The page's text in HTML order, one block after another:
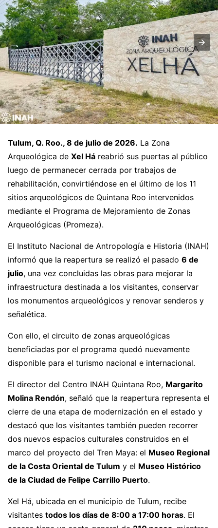
Tulum, Q. Roo., 8 de julio de 2026. La Zona
Arqueológica de Xel Há reabrió sus puertas al público
luego de permanecer cerrada por trabajos de
rehabilitación, convirtiéndose en el último de los 11
sitios arqueológicos de Quintana Roo intervenidos
mediante el Programa de Mejoramiento de Zonas
Arqueológicas (Promeza).
El Instituto Nacional de Antropología e Historia (INAH)
informó que la reapertura se realizó el pasado 6 de
julio, una vez concluidas las obras para mejorar la
infraestructura destinada a los visitantes, conservar
los monumentos arqueológicos y renovar senderos y
señalética.
Con ello, el circuito de zonas arqueológicas
beneficiadas por el programa quedó nuevamente
disponible para el turismo nacional e internacional.
El director del Centro INAH Quintana Roo, Margarito
Molina Rendón, señaló que la reapertura representa el
cierre de una etapa de modernización en el estado y
destacó que los visitantes también pueden recorrer
dos nuevos espacios culturales construidos en el
marco del proyecto del Tren Maya: el Museo Regional
de la Costa Oriental de Tulum y el Museo Histórico
de la Ciudad de Felipe Carrillo Puerto.
Xel Há, ubicada en el municipio de Tulum, recibe
visitantes todos los días de 8:00 a 17:00 horas. El